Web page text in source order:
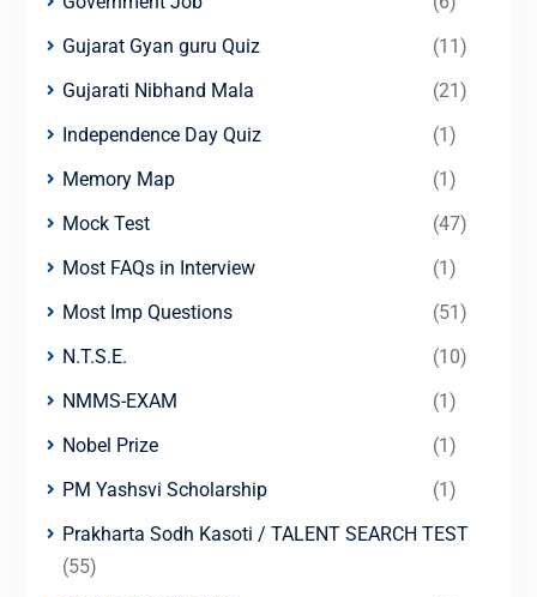
Gujarat Gyan guru Quiz
(11)
Gujarati Nibhand Mala
(21)
Independence Day Quiz
(1)
Memory Map
(1)
Mock Test
(47)
Most FAQs in Interview
(1)
Most Imp Questions
(51)
N.T.S.E.
(10)
NMMS-EXAM
(1)
Nobel Prize
(1)
PM Yashsvi Scholarship
(1)
Prakharta Sodh Kasoti / TALENT SEARCH TEST
(55)